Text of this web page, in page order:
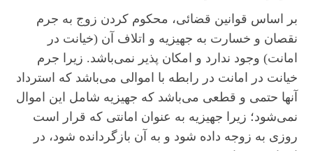
بر اساس قوانین قضائی، محکوم کردن زوج به جرم
نقصان و خسارت به جهیزیه و اتلاف آن (خیانت در
امانت) وجود ندارد و امکان پذیر نمی‌باشد. زیرا جرم
خیانت در امانت در رابطه با اموالی می‌باشد که استرداد
آنها حتمی و قطعی می‌باشد که جهیزیه شامل این اموال
نمی‌شود؛ زیرا جهیزیه به عنوان امانتی که قرار است
روزی به زوجه داده شود و به آن بازگردانده شود، در